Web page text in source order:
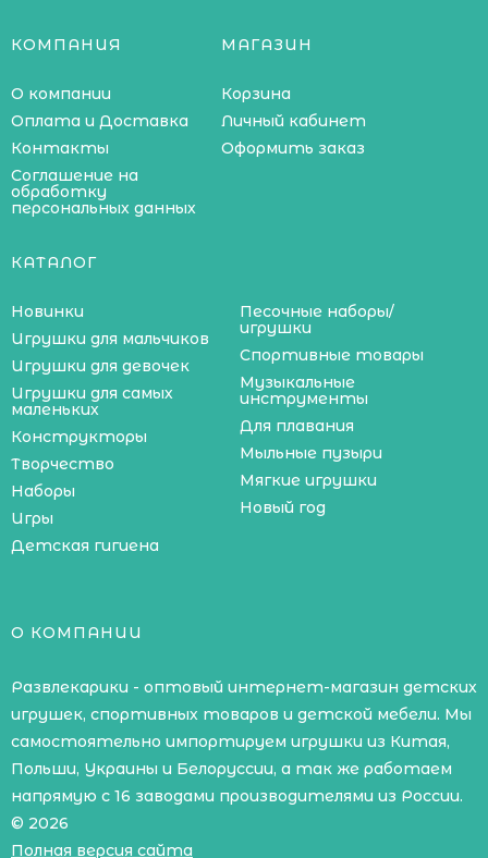
КОМПАНИЯ
О компании
Оплата и Доставка
Контакты
Соглашение на
обработку
персональных данных
МАГАЗИН
Корзина
Личный кабинет
Оформить заказ
КАТАЛОГ
Новинки
Игрушки для мальчиков
Игрушки для девочек
Игрушки для самых
маленьких
Конструкторы
Творчество
Наборы
Игры
Детская гигиена
Песочные наборы/
игрушки
Спортивные товары
Музыкальные
инструменты
Для плавания
Мыльные пузыри
Мягкие игрушки
Новый год
О КОМПАНИИ
Развлекарики - оптовый интернет-магазин детских
игрушек, спортивных товаров и детской мебели. Мы
самостоятельно импортируем игрушки из Китая,
Польши, Украины и Белоруссии, а так же работаем
напрямую с 16 заводами производителями из России.
© 2026
Полная версия сайта